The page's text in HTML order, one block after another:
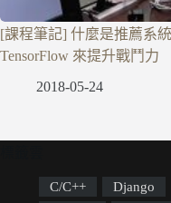
[課程筆記] 什麼是推薦系
TensorFlow 來提升戰鬥力
2018-05-24
C/C++ Django